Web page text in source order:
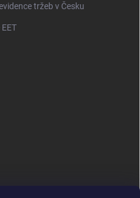
tržeb v Česku